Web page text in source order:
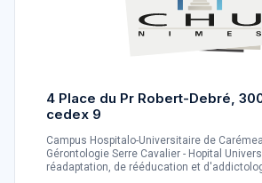
4 Place du Pr Robert-Debré,
cedex 9
Campus Hospitalo-Universitaire de
Gérontologie Serre Cavalier - Hopital
réadaptation, de rééducation et